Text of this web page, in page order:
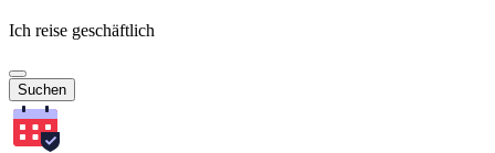
Ich reise geschäftlich
Suchen